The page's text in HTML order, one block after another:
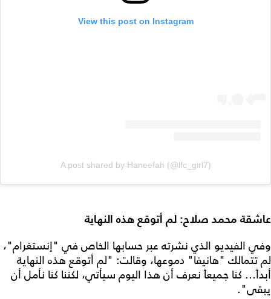
View this post on Instagram
A post shared by Haneefah (@lfc_girl7)
عاشقة محمد صلاح: لم أتوقع هذه النهاية
وفي الفيديو الذي نشرته عبر حسابها الخاص في "إنستغرام"،
لم تتمالك "هانيفا" دموعها، وقالت: "لم أتوقع هذه النهاية
أبداً... كنا جميعاً نعرف أن هذا اليوم سيأتي، لكننا كنا نأمل أن
يبقى".